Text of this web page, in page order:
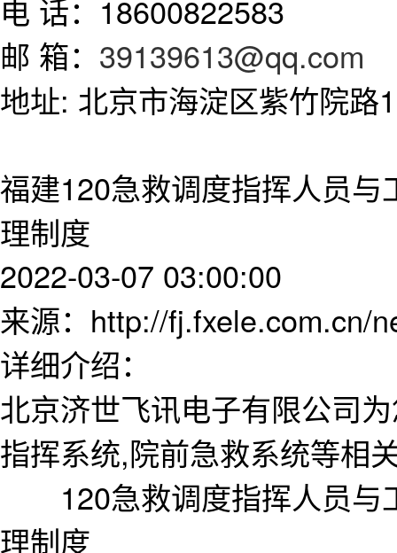
电 话：18600822583
邮 箱： 39139613@qq.com
地址: 北京市海淀区紫竹院路
福建120急救调度指挥人员
理制度
2022-03-07 03:00:00
来源：http://fj.fxele.com.cn/
详细介绍：
北京济世飞讯电子有限公司
指挥系统,院前急救系统等相
120急救调度指挥人员与
理制度